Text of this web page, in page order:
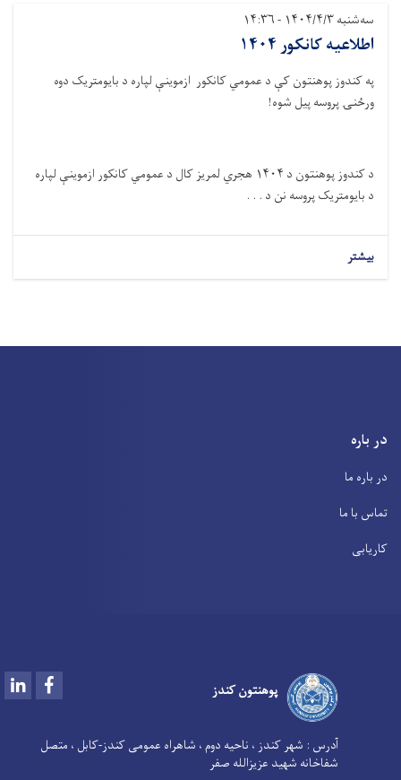
سه‌شنبه ۱۴۰۴/۴/۳ - ۱۴:۳۶
اطلاعیه کانکور ۱۴۰۴
په کندوز پوهنتون کې د عمومي کانکور ازموینې لپاره د بایومتریک دوه
ورځنۍ پروسه پیل شوه!
د کندوز پوهنتون د ۱۴۰۴ هجري لمریز کال د عمومي کانکور ازموینې لپاره
د بایومتریک پروسه نن د . . .
بیشتر
در باره
در باره ما
تماس با ما
کاریابی
پوهنتون کندز LinkedIn
آدرس : شهر کندز ، ناحیه دوم ، شاهراه عمومی کندز-کابل ، متصل
شفاخانه شهید عزیزالله صفر